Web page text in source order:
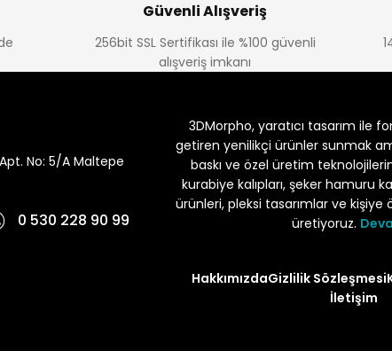
Güvenli Alışveriş
256bit SSL Sertifikası ile %100 güvenli
alışveriş imkanı
No: 5/A Maltepe
0 530 228 90 99
3DMorpho, yaratıcı tasarım ile
getiren yenilikçi ürünler sunmak
baskı ve özel üretim
kurabiye kalıpları, şeker hamuru
ürünleri, pleksi tasarımlar ve
üretiyoruz.
HakkımızdaGizlilik Sözleşmesi
İletişim